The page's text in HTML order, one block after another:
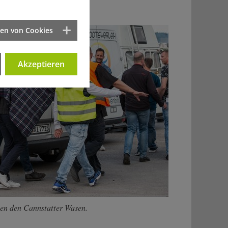
den Cannstatter Wasen.
von Cookies
Akzeptieren